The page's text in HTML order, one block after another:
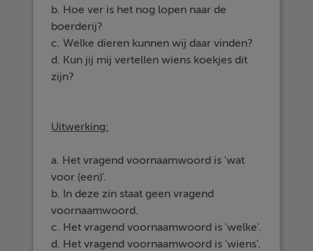
b. Hoe ver is het nog lopen naar de
boerderij?
c. Welke dieren kunnen wij daar vinden?
d. Kun jij mij vertellen wiens koekjes dit
zijn?
Uitwerking:
a. Het vragend voornaamwoord is 'wat
voor (een)'.
b. In deze zin staat geen vragend
voornaamwoord.
c. Het vragend voornaamwoord is 'welke'.
d. Het vragend voornaamwoord is 'wiens'.